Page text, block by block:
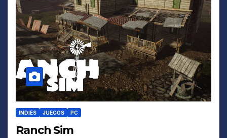
INDIES JUEGOS PC
Ranch Sim